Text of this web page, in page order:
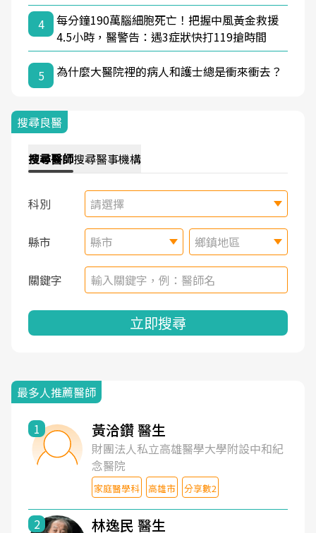
4
每分鐘190萬腦細胞死亡！把握中風黃金救援
4.5小時，醫警告：遇3症狀快打119搶時間
5 為什麼大醫院裡的病人和護士總是衝來衝去？
搜尋良醫
搜尋醫師搜尋醫事機構
科別 請選擇
縣市 縣市 鄉鎮地區
關鍵字
立即搜尋
最多人推薦醫師
1 黃洽鑽 醫生
財團法人私立高雄醫學大學附設中和紀
念醫院
家庭醫學科 高雄市 分享數2
2 林逸民 醫生